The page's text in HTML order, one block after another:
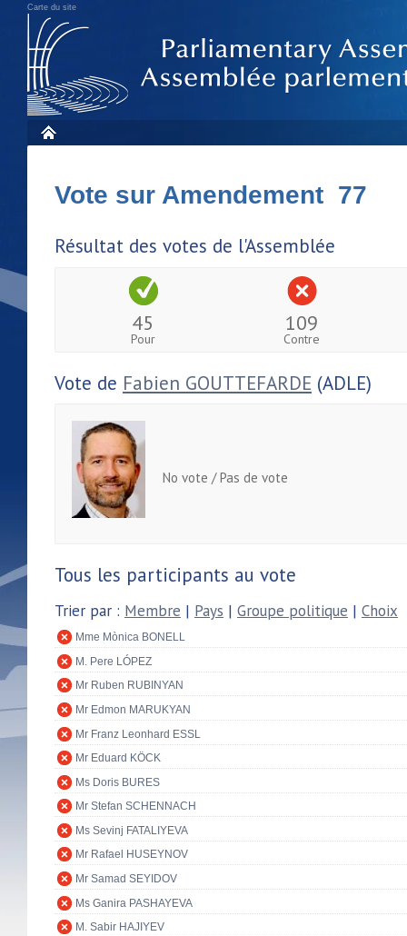
Carte du site
Vote sur Amendement 77
Résultat des votes de l'Assemblée
45
Pour
109
Contre
Vote de Fabien GOUTTEFARDE (ADLE)
No vote / Pas de vote
Tous les participants au vote
Trier par : Membre | Pays | Groupe politique | Choix
Mme Mònica BONELL
M. Pere LÓPEZ
Mr Ruben RUBINYAN
Mr Edmon MARUKYAN
Mr Franz Leonhard ESSL
Mr Eduard KÖCK
Ms Doris BURES
Mr Stefan SCHENNACH
Ms Sevinj FATALIYEVA
Mr Rafael HUSEYNOV
Mr Samad SEYIDOV
Ms Ganira PASHAYEVA
M. Sabir HAJIYEV